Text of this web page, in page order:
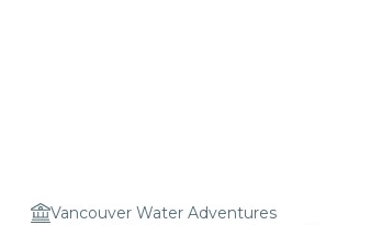
Vancouver Water Adventures